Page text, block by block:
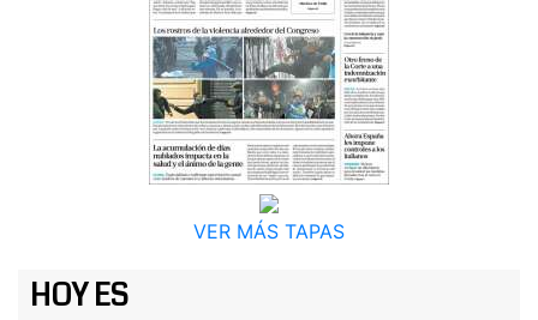
VER MÁS TAPAS
HOY ES